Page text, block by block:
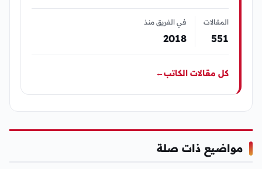
المقالات
551
في الفريق منذ
2018
كل مقالات الكاتب←
مواضيع ذات صلة